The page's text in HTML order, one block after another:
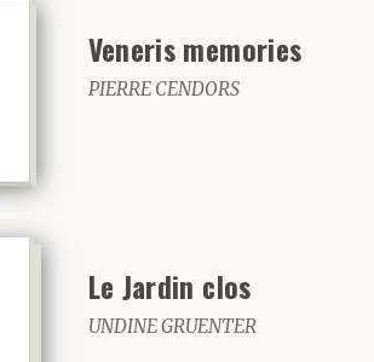
Veneris memories
PIERRE CENDORS
Le Jardin clos
UNDINE GRUENTER